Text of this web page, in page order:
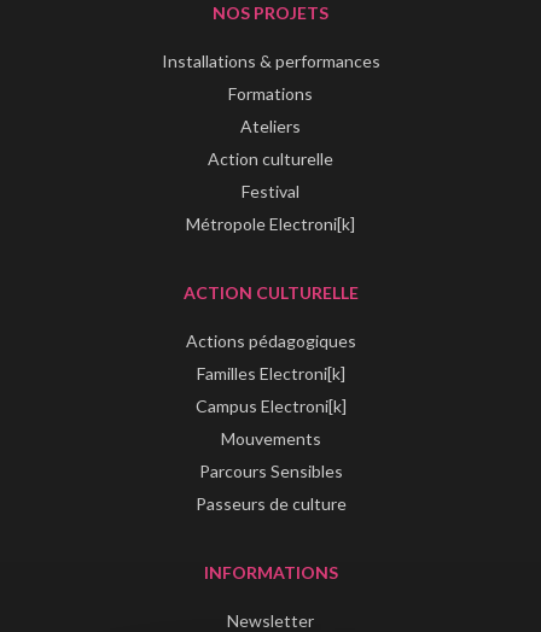
NOS PROJETS
Installations & performances
Formations
Ateliers
Action culturelle
Festival
Métropole Electroni[k]
ACTION CULTURELLE
Actions pédagogiques
Familles Electroni[k]
Campus Electroni[k]
Mouvements
Parcours Sensibles
Passeurs de culture
INFORMATIONS
Newsletter